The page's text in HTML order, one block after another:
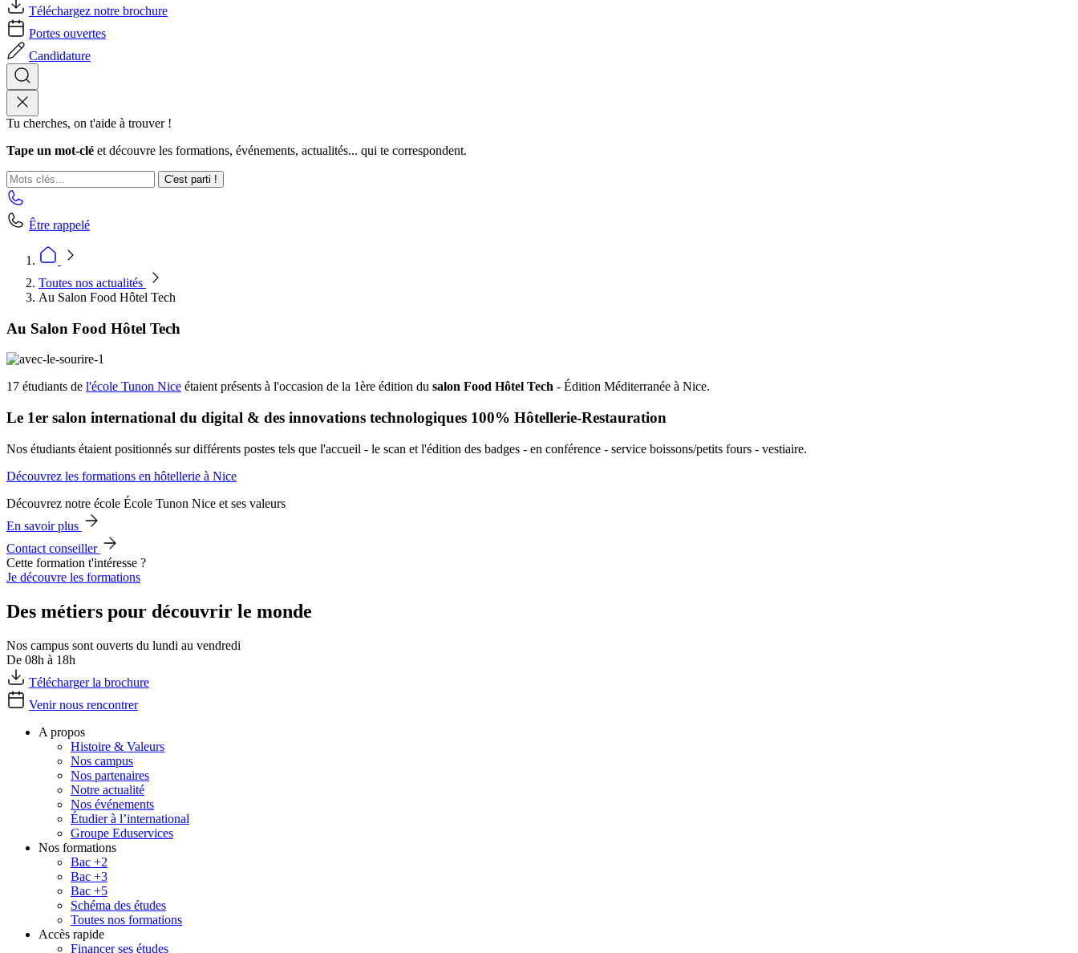
Téléchargez notre brochure
Portes ouvertes
Candidature
Tu cherches, on t'aide à trouver !
Tape un mot-clé et découvre les formations, événements, actualités... qui te correspondent.
C'est parti !
Être rappelé
Toutes nos actualités
Au Salon Food Hôtel Tech
Au Salon Food Hôtel Tech
17 étudiants de l'école Tunon Nice étaient présents à l'occasion de la 1ère édition du salon Food Hôtel Tech - Édition Méditerranée à Nice.
Le 1er salon international du digital & des innovations technologiques 100% Hôtellerie-Restauration
Nos étudiants étaient positionnés sur différents postes tels que l'accueil - le scan et l'édition des badges - en conférence - service boissons/petits fours - vestiaire.
Découvrez les formations en hôtellerie à Nice
Découvrez notre école École Tunon Nice et ses valeurs
En savoir plus
Contact conseiller
Cette formation t'intéresse ?
Je découvre les formations
Des métiers pour découvrir le monde
Nos campus sont ouverts du lundi au vendredi
De 08h à 18h
Télécharger la brochure
Venir nous rencontrer
A propos
Histoire & Valeurs
Nos campus
Nos partenaires
Notre actualité
Nos événements
Étudier à l’international
Groupe Eduservices
Nos formations
Bac +2
Bac +3
Bac +5
Schéma des études
Toutes nos formations
Accès rapide
Financer ses études